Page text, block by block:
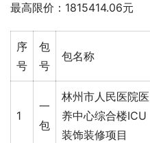
最高限价：1815414.06元
序
号
包
号
包名称
1
一
包
林州市人民医院医
养中心综合楼ICU
装饰装修项目